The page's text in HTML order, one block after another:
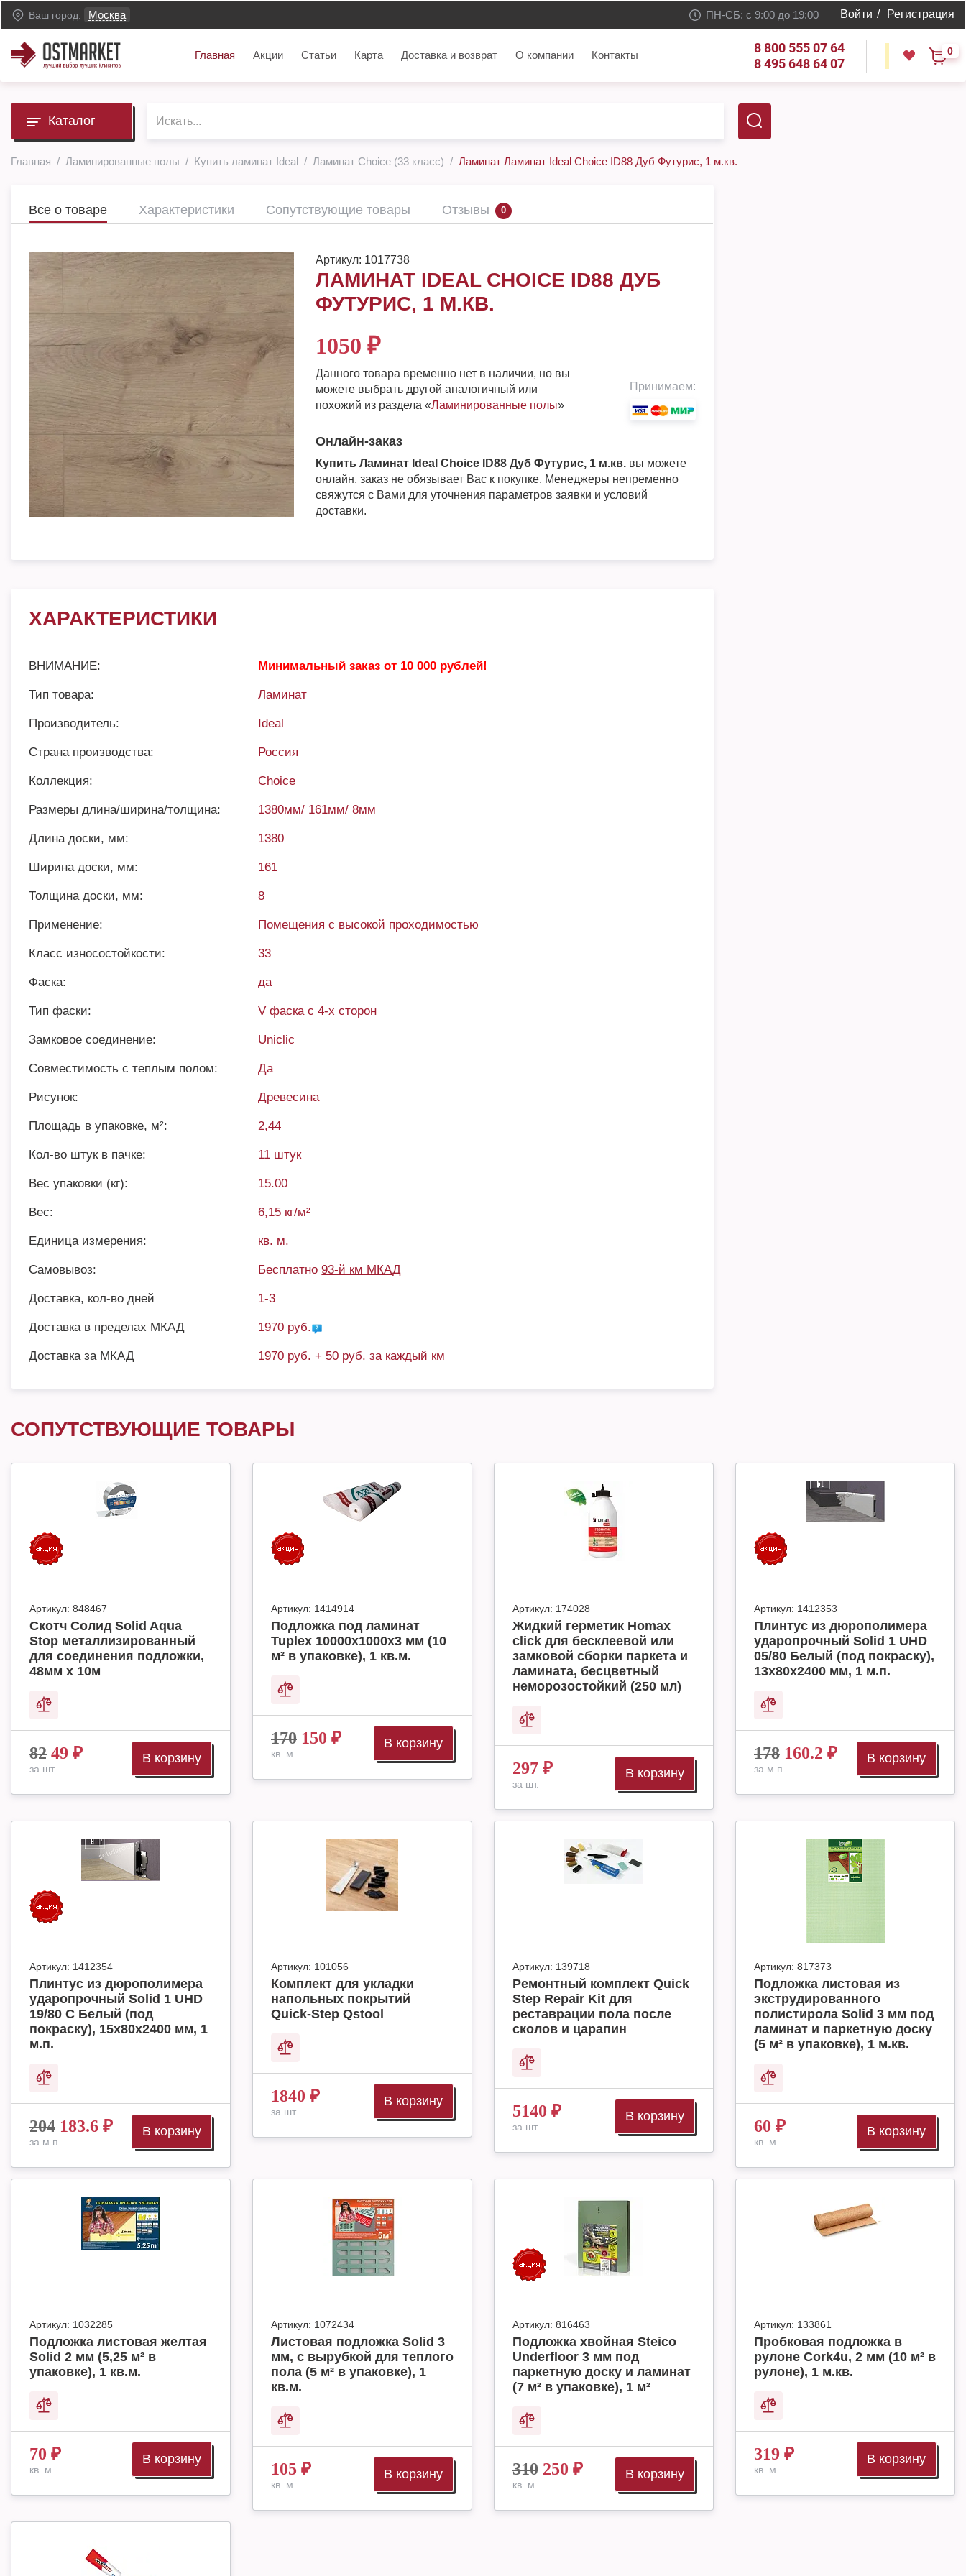
Ваш город: Москва ПН-СБ: с 9:00 до 19:00 Войти / Регистрация
Главная Акции Статьи Карта Доставка и возврат О компании Контакты
8 800 555 07 64
8 495 648 64 07
0
Каталог
Главная Ламинированные полы Купить ламинат Ideal Ламинат Choice (33 класс) Ламинат Ламинат Ideal Choice ID88 Дуб Футурис, 1 м.кв.
Все о товаре Характеристики Сопутствующие товары Отзывы 0
Артикул: 1017738
ЛАМИНАТ IDEAL CHOICE ID88 ДУБ
ФУТУРИС, 1 М.КВ.
1050 ₽
Данного товара временно нет в наличии, но вы
можете выбрать другой аналогичный или
похожий из раздела «Ламинированные полы»
Принимаем:
Онлайн-заказ
Купить Ламинат Ideal Choice ID88 Дуб Футурис, 1 м.кв. вы можете
онлайн, заказ не обязывает Вас к покупке. Менеджеры непременно
свяжутся с Вами для уточнения параметров заявки и условий
доставки.
ХАРАКТЕРИСТИКИ
ВНИМАНИЕ: Минимальный заказ от 10 000 рублей!
Тип товара: Ламинат
Производитель: Ideal
Страна производства: Россия
Коллекция: Choice
Размеры длина/ширина/толщина: 1380мм/ 161мм/ 8мм
Длина доски, мм: 1380
Ширина доски, мм: 161
Толщина доски, мм: 8
Применение: Помещения с высокой проходимостью
Класс износостойкости: 33
Фаска: да
Тип фаски: V фаска с 4-х сторон
Замковое соединение: Uniclic
Совместимость с теплым полом: Да
Рисунок: Древесина
Площадь в упаковке, м²: 2,44
Кол-во штук в пачке: 11 штук
Вес упаковки (кг): 15.00
Вес: 6,15 кг/м²
Единица измерения: кв. м.
Самовывоз: Бесплатно93-й км МКАД
Доставка, кол-во дней 1-3
Доставка в пределах МКАД 1970 руб.
Доставка за МКАД 1970 руб. + 50 руб. за каждый км
СОПУТСТВУЮЩИЕ ТОВАРЫ
Артикул: 848467
Скотч Солид Solid Aqua
Stop металлизированный
для соединения подложки,
48мм х 10м
82 49 ₽
за шт.
В корзину
Артикул: 1414914
Подложка под ламинат
Tuplex 10000x1000x3 мм (10
м² в упаковке), 1 кв.м.
170 150 ₽
кв. м.
В корзину
Артикул: 174028
Жидкий герметик Homax
click для бесклеевой или
замковой сборки паркета и
ламината, бесцветный
неморозостойкий (250 мл)
297 ₽
за шт.
В корзину
Артикул: 1412353
Плинтус из дюрополимера
ударопрочный Solid 1 UHD
05/80 Белый (под покраску),
13х80х2400 мм, 1 м.п.
178 160.2 ₽
за м.п.
В корзину
Артикул: 1412354
Плинтус из дюрополимера
ударопрочный Solid 1 UHD
19/80 C Белый (под
покраску), 15х80х2400 мм, 1
м.п.
204 183.6 ₽
за м.п.
В корзину
Артикул: 101056
Комплект для укладки
напольных покрытий
Quick-Step Qstool
1840 ₽
за шт.
В корзину
Артикул: 139718
Ремонтный комплект Quick
Step Repair Kit для
реставрации пола после
сколов и царапин
5140 ₽
за шт.
В корзину
Артикул: 817373
Подложка листовая из
экструдированного
полистирола Solid 3 мм под
ламинат и паркетную доску
(5 м² в упаковке), 1 м.кв.
60 ₽
кв. м.
В корзину
Артикул: 1032285
Подложка листовая желтая
Solid 2 мм (5,25 м² в
упаковке), 1 кв.м.
70 ₽
кв. м.
В корзину
Артикул: 1072434
Листовая подложка Solid 3
мм, с вырубкой для теплого
пола (5 м² в упаковке), 1
кв.м.
105 ₽
кв. м.
В корзину
Артикул: 816463
Подложка хвойная Steico
Underfloor 3 мм под
паркетную доску и ламинат
(7 м² в упаковке), 1 м²
310 250 ₽
кв. м.
В корзину
Артикул: 133861
Пробковая подложка в
рулоне Cork4u, 2 мм (10 м² в
рулоне), 1 м.кв.
319 ₽
кв. м.
В корзину